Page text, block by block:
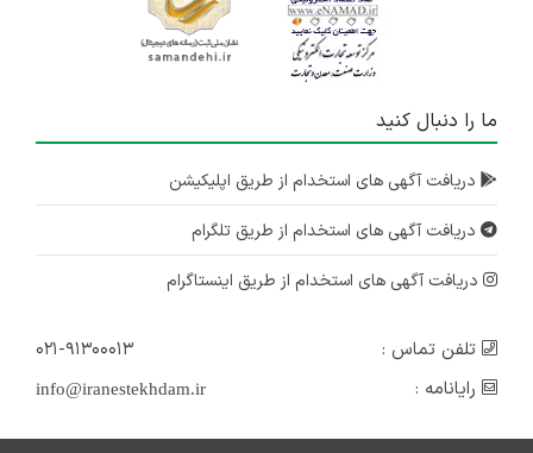
ما را دنبال کنید
دریافت آگهی های استخدام از طریق اپلیکیشن
دریافت آگهی های استخدام از طریق تلگرام
دریافت آگهی های استخدام از طریق اینستاگرام
تلفن تماس :
۰۲۱-۹۱۳۰۰۰۱۳
رایانامه :
info@iranestekhdam.ir